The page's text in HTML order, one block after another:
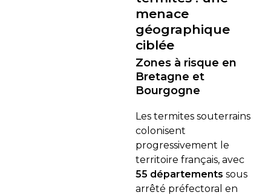
menace
géographique
ciblée
Zones à risque en
Bretagne et
Bourgogne
Les termites souterrains
colonisent
progressivement le
territoire français, avec
55 départements sous
arrêté préfectoral en